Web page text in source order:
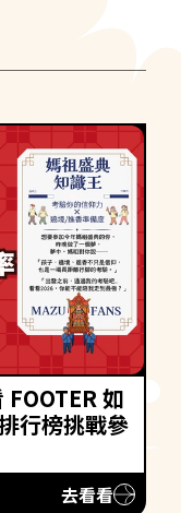
如
行榜挑戰參
去看看